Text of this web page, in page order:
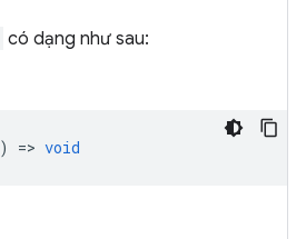
có dạng như sau:
) => void